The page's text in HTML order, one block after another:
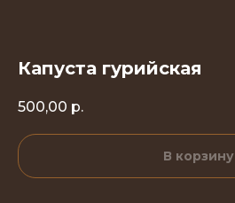
Капуста гурийская
500,00 р.
В корзину